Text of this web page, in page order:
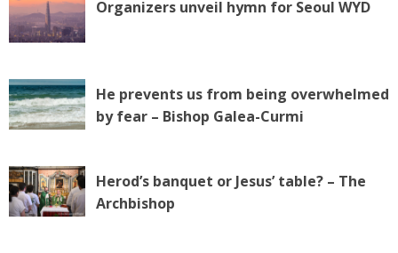
Organizers unveil hymn for Seoul WYD
He prevents us from being overwhelmed
by fear – Bishop Galea-Curmi
Herod’s banquet or Jesus’ table? – The
Archbishop